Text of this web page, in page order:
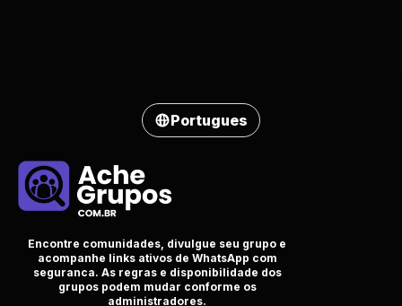
Portugues
Encontre comunidades, divulgue seu grupo e
acompanhe links ativos de WhatsApp com
seguranca. As regras e disponibilidade dos
grupos podem mudar conforme os
administradores.